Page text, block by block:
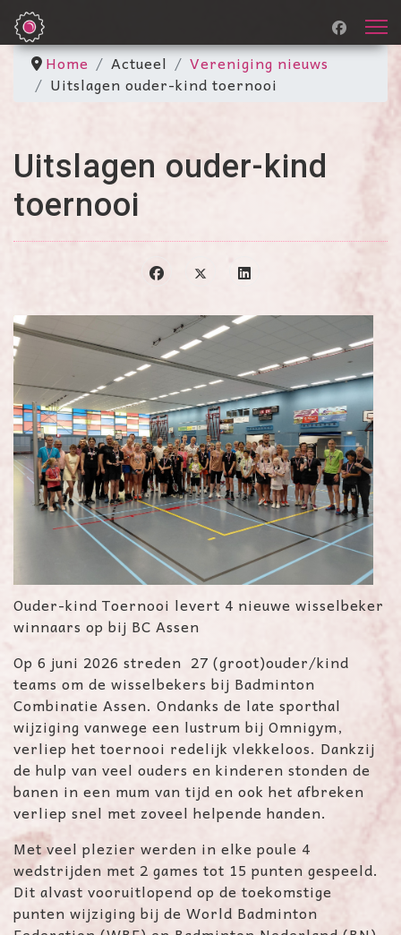
Home Actueel
Vereniging nieuws
Uitslagen ouder-kind toernooi
Uitslagen ouder-kind
toernooi
Ouder-kind Toernooi levert 4 nieuwe wisselbeker
winnaars op bij BC Assen
Op 6 juni 2026 streden 27 (groot)ouder/kind
teams om de wisselbekers bij Badminton
Combinatie Assen. Ondanks de late sporthal
wijziging vanwege een lustrum bij Omnigym,
verliep het toernooi redelijk vlekkeloos. Dankzij
de hulp van veel ouders en kinderen stonden de
banen in een mum van tijd en ook het afbreken
verliep snel met zoveel helpende handen.
Met veel plezier werden in elke poule 4
wedstrijden met 2 games tot 15 punten gespeeld.
Dit alvast vooruitlopend op de toekomstige
punten wijziging bij de World Badminton